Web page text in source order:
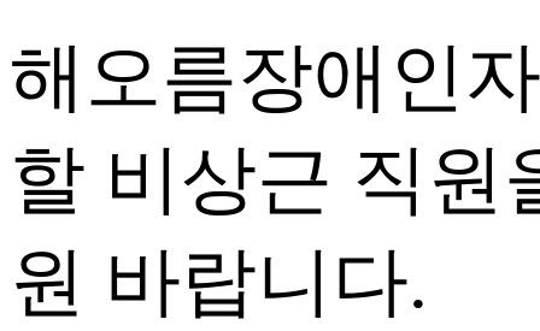
해오름장애인
할 비상근 직원
원 바랍니다.